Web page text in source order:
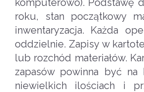
roku, stan początkowy
inwentaryzacja. Każda
oddzielnie. Zapisy w
lub rozchód materiałów.
zapasów powinna być na
niewielkich ilościach i